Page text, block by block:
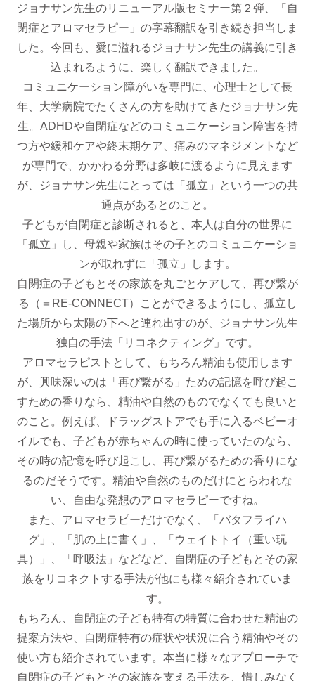
ジョナサン先生のリニューアル版セミナー第２弾、「自
閉症とアロマセラピー」の字幕翻訳を引き続き担当しま
した。今回も、愛に溢れるジョナサン先生の講義に引き
込まれるように、楽しく翻訳できました。
コミュニケーション障がいを専門に、心理士として長
年、大学病院でたくさんの方を助けてきたジョナサン先
生。ADHDや自閉症などのコミュニケーション障害を持
つ方や緩和ケアや終末期ケア、痛みのマネジメントなど
が専門で、かかわる分野は多岐に渡るように見えます
が、ジョナサン先生にとっては「孤立」という一つの共
通点があるとのこと。
子どもが自閉症と診断されると、本人は自分の世界に
「孤立」し、母親や家族はその子とのコミュニケーショ
ンが取れずに「孤立」します。
自閉症の子どもとその家族を丸ごとケアして、再び繋が
る（＝RE-CONNECT）ことができるようにし、孤立し
た場所から太陽の下へと連れ出すのが、ジョナサン先生
独自の手法「リコネクティング」です。
アロマセラピストとして、もちろん精油も使用します
が、興味深いのは「再び繋がる」ための記憶を呼び起こ
すための香りなら、精油や自然のものでなくても良いと
のこと。例えば、ドラッグストアでも手に入るベビーオ
イルでも、子どもが赤ちゃんの時に使っていたのなら、
その時の記憶を呼び起こし、再び繋がるための香りにな
るのだそうです。精油や自然のものだけにとらわれな
い、自由な発想のアロマセラピーですね。
また、アロマセラピーだけでなく、「バタフライハ
グ」、「肌の上に書く」、「ウェイトトイ（重い玩
具）」、「呼吸法」などなど、自閉症の子どもとその家
族をリコネクトする手法が他にも様々紹介されていま
す。
もちろん、自閉症の子ども特有の特質に合わせた精油の
提案方法や、自閉症特有の症状や状況に合う精油やその
使い方も紹介されています。本当に様々なアプローチで
自閉症の子どもとその家族を支える手法を、惜しみなく